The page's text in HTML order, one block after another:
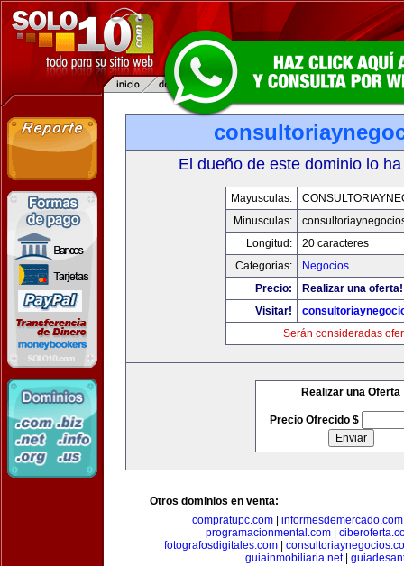
El dueño de este dominio lo
Mayusculas:
Minusculas:
Longitud:
20 caracteres
Categorias:
Negocios
Precio:
Realizar una oferta!
Visitar!
Serán consideradas
Realizar una Oferta
Precio Ofrecido $
Otros dominios en venta:
compratupc.com
informesdemercado.com
programacionmental.com|
fotografosdigitales.com
guiainmobiliaria.net|